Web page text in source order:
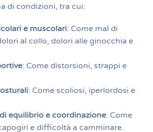
di condizioni, tra cui:
e muscolari: Come mal di
al collo, dolori alle ginocchia e
: Come distorsioni, strappi e
: Come scoliosi, iperlordosi e
equilibrio e coordinazione: Come
e difficoltà a camminare.